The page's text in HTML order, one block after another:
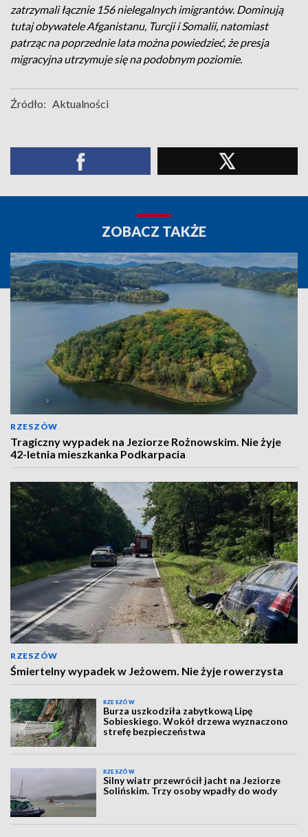
zatrzymali łącznie 156 nielegalnych imigrantów. Dominują
tutaj obywatele Afganistanu, Turcji i Somalii, natomiast
patrząc na poprzednie lata można powiedzieć, że presja
migracyjna utrzymuje się na podobnym poziomie.
Źródło: Aktualności
ZOBACZ TAKŻE
RZESZÓW
Tragiczny wypadek na Jeziorze Rożnowskim. Nie żyje
42-letnia mieszkanka Podkarpacia
RZESZÓW
Śmiertelny wypadek w Jeżowem. Nie żyje rowerzysta
RZESZÓW
Burza uszkodziła zabytkową Lipę
Sobieskiego. Wokół drzewa wyznaczono
strefę bezpieczeństwa
RZESZÓW
Silny wiatr przewrócił jacht na Jeziorze
Solińskim. Trzy osoby wpadły do wody